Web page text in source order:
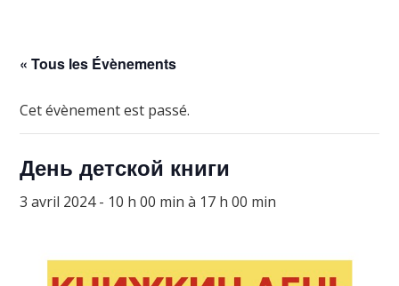
« Tous les Évènements
Cet évènement est passé.
День детской книги
3 avril 2024 - 10 h 00 min à 17 h 00 min